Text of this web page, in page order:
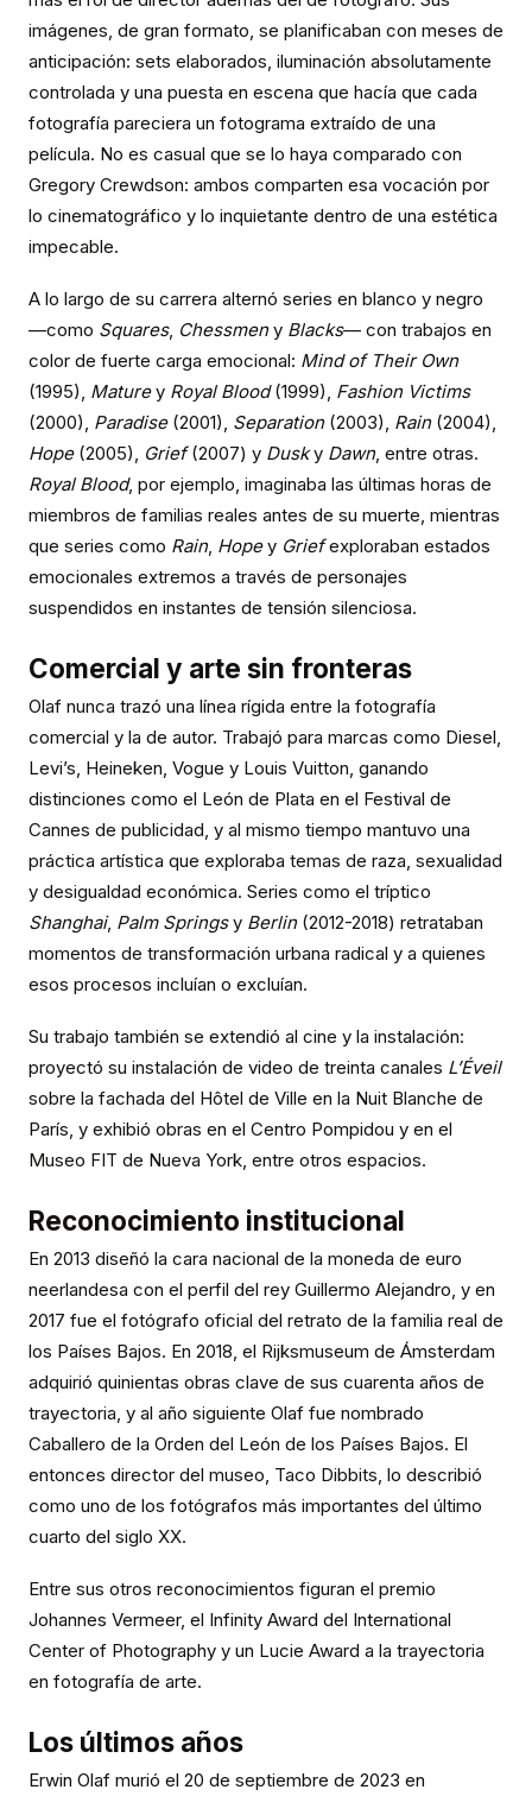
imágenes, de gran formato, se planificaban con meses de
anticipación: sets elaborados, iluminación absolutamente
controlada y una puesta en escena que hacía que cada
fotografía pareciera un fotograma extraído de una
película. No es casual que se lo haya comparado con
Gregory Crewdson: ambos comparten esa vocación por
lo cinematográfico y lo inquietante dentro de una estética
impecable.
A lo largo de su carrera alternó series en blanco y negro
—como Squares, Chessmeny Blacks— con trabajos en
color de fuerte carga emocional: Mind of Their Own
(1995), Maturey Royal Blood(1999), Fashion Victims
(2000), Paradise(2001), Separation(2003), Rain(2004),
Hope(2005), Grief(2007) y Dusky Dawn, entre otras.
Royal Blood, por ejemplo, imaginaba las últimas horas de
miembros de familias reales antes de su muerte, mientras
que series como Rain, Hopey Griefexploraban estados
emocionales extremos a través de personajes
suspendidos en instantes de tensión silenciosa.
Comercial y arte sin fronteras
Olaf nunca trazó una línea rígida entre la fotografía
comercial y la de autor. Trabajó para marcas como Diesel,
Levi’s, Heineken, Vogue y Louis Vuitton, ganando
distinciones como el León de Plata en el Festival de
Cannes de publicidad, y al mismo tiempo mantuvo una
práctica artística que exploraba temas de raza, sexualidad
y desigualdad económica. Series como el tríptico
Shanghai, Palm Springsy Berlin(2012-2018) retrataban
momentos de transformación urbana radical y a quienes
esos procesos incluían o excluían.
Su trabajo también se extendió al cine y la instalación:
proyectó su instalación de video de treinta canales L’Éveil
sobre la fachada del Hôtel de Ville en la Nuit Blanche de
París, y exhibió obras en el Centro Pompidou y en el
Museo FIT de Nueva York, entre otros espacios.
Reconocimiento institucional
En 2013 diseñó la cara nacional de la moneda de euro
neerlandesa con el perfil del rey Guillermo Alejandro, y en
2017 fue el fotógrafo oficial del retrato de la familia real de
los Países Bajos. En 2018, el Rijksmuseum de Ámsterdam
adquirió quinientas obras clave de sus cuarenta años de
trayectoria, y al año siguiente Olaf fue nombrado
Caballero de la Orden del León de los Países Bajos. El
entonces director del museo, Taco Dibbits, lo describió
como uno de los fotógrafos más importantes del último
cuarto del siglo XX.
Entre sus otros reconocimientos figuran el premio
Johannes Vermeer, el Infinity Award del International
Center of Photography y un Lucie Award a la trayectoria
en fotografía de arte.
Los últimos años
Erwin Olaf murió el 20 de septiembre de 2023 en